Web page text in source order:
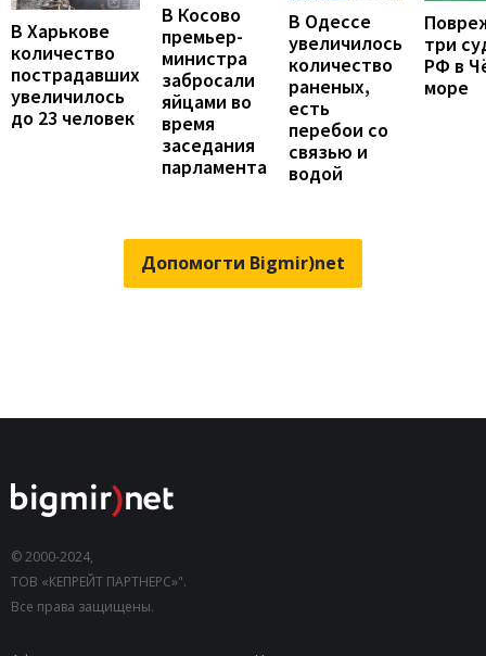
В Харькове
количество
пострадавших
увеличилось
до 23 человек
В Косово
премьер-
министра
забросали
яйцами во
время
заседания
парламента
В Одессе
увеличилось
количество
раненых,
есть
перебои со
связью и
водой
три
РФ в
море
Допомогти Bigmir)net
© 2000-2024,
ТОВ «КЕПРЕЙТ ПАРТНЕРС»".
Все права защищены.